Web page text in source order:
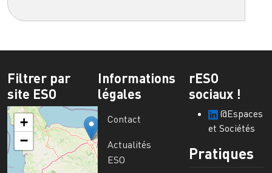
End of interactive chart.
Filtrer par
site ESO
+
−
Informations
légales
Contact
Actualités
ESO
rESO
sociaux !
@Espaces
et Sociétés
Pratiques